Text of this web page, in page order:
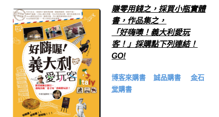
賺零用錢之，採買小瓶實體
書，作品集之，
「好嗨噢！義大利愛玩
客！」採購點下列連結！
GO!
博客來購書 誠品購書
金石
堂購書